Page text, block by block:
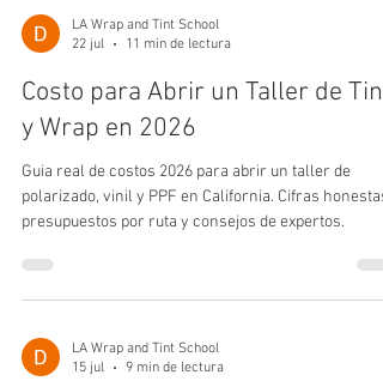
LA Wrap and Tint School
22 jul
11 min de lectura
Costo para Abrir un Taller de Tint
y Wrap en 2026
Guia real de costos 2026 para abrir un taller de
polarizado, vinil y PPF en California. Cifras honestas,
presupuestos por ruta y consejos de expertos.
LA Wrap and Tint School
15 jul
9 min de lectura